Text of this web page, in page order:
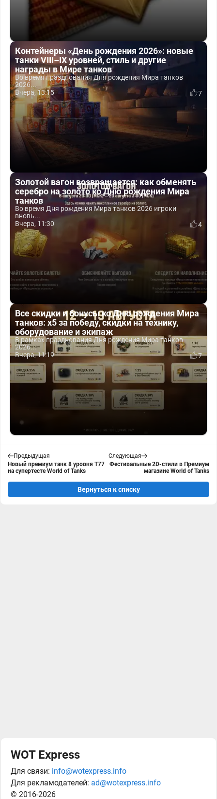
Контейнеры «День рождения 2026»: новые
танки VIII–IX уровней, стиль и другие
награды в Мире танков
Во время празднования Дня рождения Мира танков
2026...
Вчера, 13:15
7
Золотой вагон возвращается: как обменять
серебро на золото ко Дню рождения Мира
танков
Во время Дня рождения Мира танков 2026 игроки
вновь...
Вчера, 11:30
4
Все скидки и бонусы ко Дню рождения Мира
танков: x5 за победу, скидки на технику,
оборудование и экипаж
В рамках празднования Дня рождения Мира танков
2026...
Вчера, 11:19
7
Предыдущая
Новый премиум танк 8 уровня T77
на супертесте World of Tanks
Следующая
Фестивальные 2D-стили в Премиум
магазине World of Tanks
Вернуться к списку
WOT Express
Для связи: info@wotexpress.info
Для рекламодателей: ad@wotexpress.info
© 2016-2026